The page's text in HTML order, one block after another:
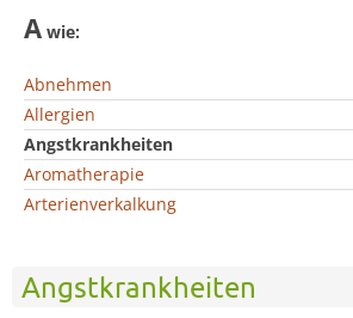
A wie:
Abnehmen
Allergien
Angstkrankheiten
Aromatherapie
Arterienverkalkung
Angstkrankheiten